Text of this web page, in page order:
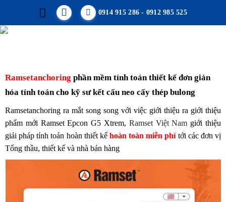
content
0914 915 286 - 0912 985 525
Ramsetanchoring phần mềm tính toán thiết kế đơn giản
hóa tính toán cho kỹ sư kết cấu neo cấy thép bulong
Ramsetanchoring ra mắt song song với việc giới thiệu ra giới thiệu
phẩm mới Ramset Epcon G5 Xtrem, Ramset Việt Nam giới thiệu
giải pháp tính toán hoàn thiết kế hoàn toàn miễn phítới các đơn vị
Tổng thầu, thiết kế và nhà bán hàng